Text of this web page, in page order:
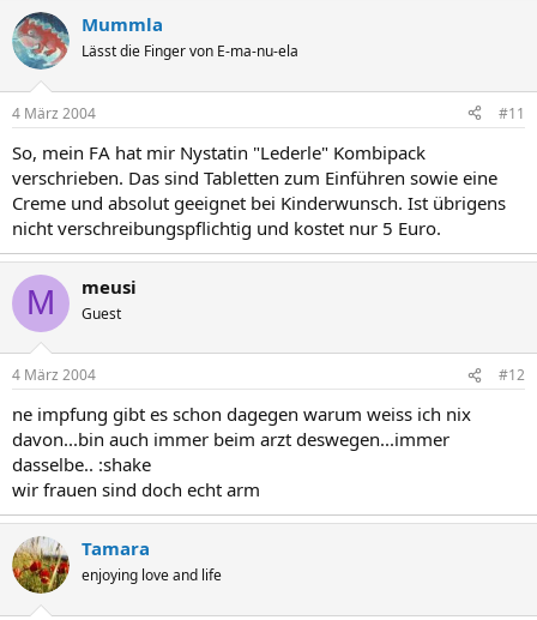
Mummla
Lässt die Finger von E-ma-nu-ela
4 März 2004 #11
So, mein FA hat mir Nystatin "Lederle" Kombipack
verschrieben. Das sind Tabletten zum Einführen sowie eine
Creme und absolut geeignet bei Kinderwunsch. Ist übrigens
nicht verschreibungspflichtig und kostet nur 5 Euro.
M meusi
Guest
4 März 2004 #12
ne impfung gibt es schon dagegen warum weiss ich nix
davon...bin auch immer beim arzt deswegen...immer
dasselbe.. :shake
wir frauen sind doch echt arm
Tamara
enjoying love and life